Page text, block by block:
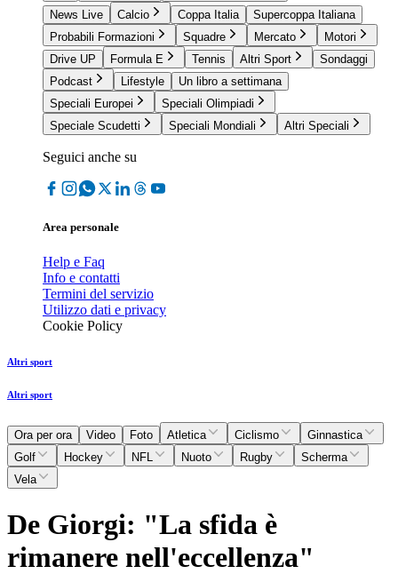
News Live
Calcio Coppa Italia
Supercoppa Italiana
Probabili Formazioni
Squadre Mercato
Motori
Drive UP
Formula E Tennis Altri Sport
Sondaggi
Podcast
Lifestyle
Un libro a settimana
Speciali Europei
Speciali Olimpiadi
Speciale Scudetti
Speciali Mondiali Altri Speciali
Seguici anche su
Area personale
Help e Faq
Info e contatti
Termini del servizio
Utilizzo dati e privacy
Cookie Policy
Altri sport
Altri sport
Ora per ora Video Foto Atletica Ciclismo
Ginnastica
Golf
Hockey NFL Nuoto Rugby
Scherma
Vela
De Giorgi: "La sfida è
rimanere nell'eccellenza"